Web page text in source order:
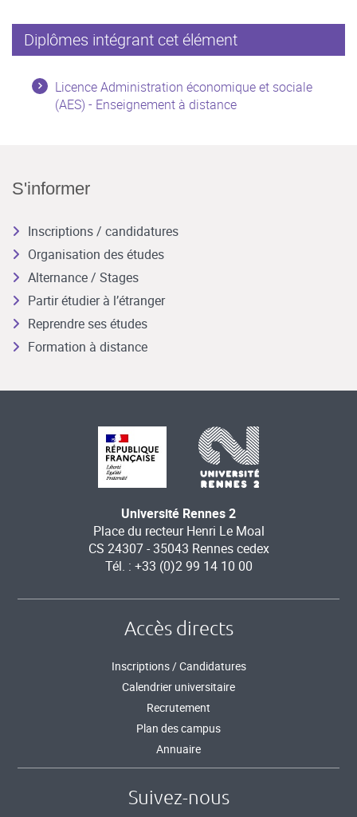
Diplômes intégrant cet élément
Licence Administration économique et sociale
(AES) - Enseignement à distance
S'informer
Inscriptions / candidatures
Organisation des études
Alternance / Stages
Partir étudier à l’étranger
Reprendre ses études
Formation à distance
Université Rennes 2
Place du recteur Henri Le Moal
CS 24307 - 35043 Rennes cedex
Tél. : +33 (0)2 99 14 10 00
Accès directs
Inscriptions / Candidatures
Calendrier universitaire
Recrutement
Plan des campus
Annuaire
Suivez-nous